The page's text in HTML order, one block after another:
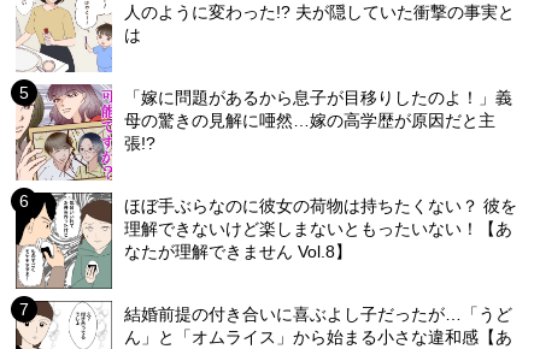
人のように変わった!? 夫が隠していた衝撃の事実と
は
「嫁に問題があるから息子が目移りしたのよ！」義
母の驚きの見解に唖然…嫁の高学歴が原因だと主
張!?
ほぼ手ぶらなのに彼女の荷物は持ちたくない？ 彼を
理解できないけど楽しまないともったいない！【あ
なたが理解できません Vol.8】
結婚前提の付き合いに喜ぶよし子だったが…「うど
ん」と「オムライス」から始まる小さな違和感【あ